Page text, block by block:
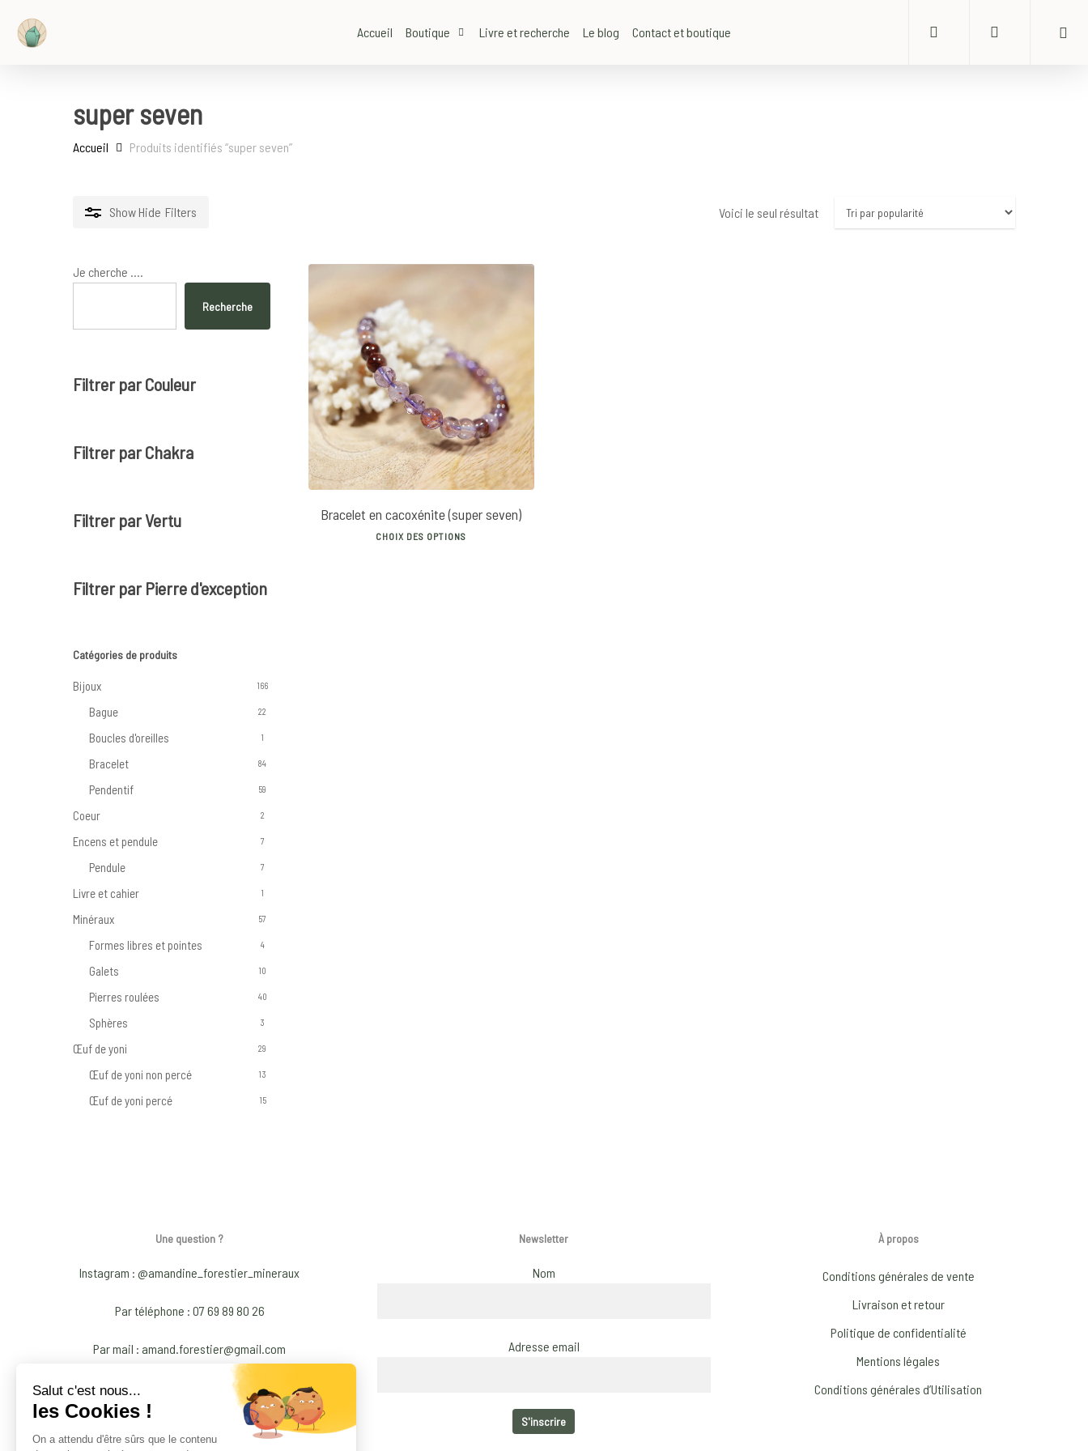
Accueil Boutique Livre et recherche Le blog Contact et boutique
super seven
Accueil Produits identifiés “super seven”
Show Hide Filters Voici le seul résultat
Je cherche ....
Recherche
Filtrer par Couleur
Filtrer par Chakra
Filtrer par Vertu
Filtrer par Pierre d'exception
Catégories de produits
Bijoux 166
Bague 22
Boucles d'oreilles 1
Bracelet 84
Pendentif 59
Coeur 2
Encens et pendule 7
Pendule 7
Livre et cahier 1
Minéraux 57
Formes libres et pointes 4
Galets 10
Pierres roulées 40
Sphères 3
Œuf de yoni 29
Œuf de yoni non percé 13
Œuf de yoni percé 15
30€
Bracelet en cacoxénite (super seven)
CHOIX DES OPTIONS
Une question ?
Instagram : @amandine_forestier_mineraux
Par téléphone : 07 69 89 80 26
Par mail : amand.forestier@gmail.com
Newsletter
Nom
Adresse email
À propos
Conditions générales de vente
Livraison et retour
Politique de confidentialité
Mentions légales
Conditions générales d’Utilisation